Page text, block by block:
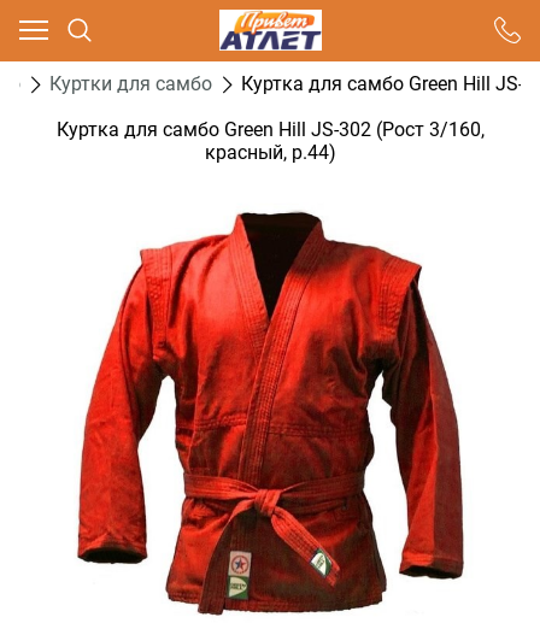
Куртки для самбо
Куртка для самбо Green Hill JS-
Куртка для самбо Green Hill JS-302 (Рост 3/160,
красный, р.44)
Ваш город - Москва,
угадали?
ДА НЕТ